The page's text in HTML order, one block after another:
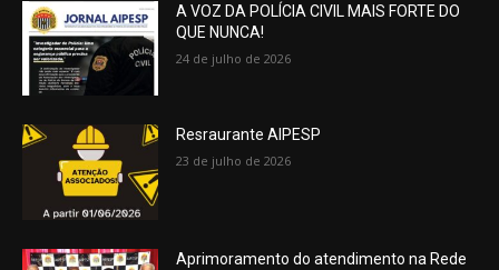
A VOZ DA POLÍCIA CIVIL MAIS FORTE DO
QUE NUNCA!
24 de julho de 2026
Resraurante AIPESP
23 de julho de 2026
Aprimoramento do atendimento na Rede